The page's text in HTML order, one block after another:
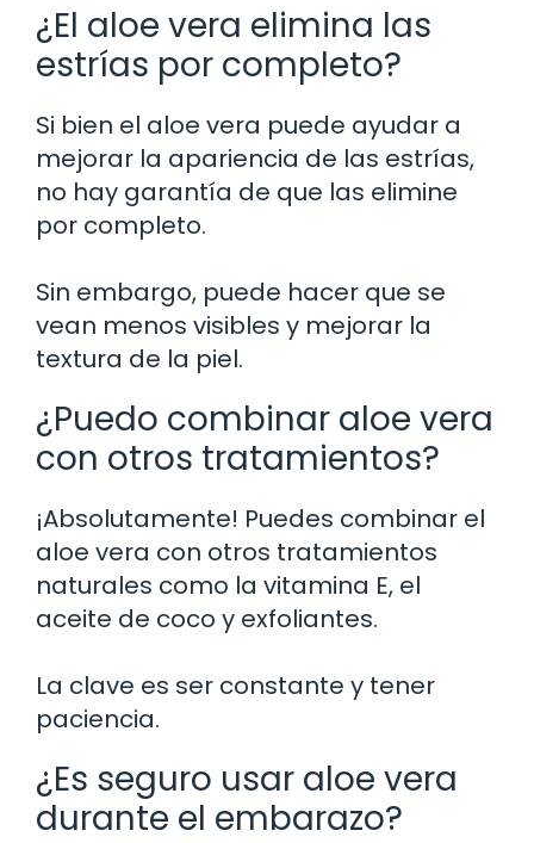
¿El aloe vera elimina las
estrías por completo?
Si bien el aloe vera puede ayudar a
mejorar la apariencia de las estrías,
no hay garantía de que las elimine
por completo.
Sin embargo, puede hacer que se
vean menos visibles y mejorar la
textura de la piel.
¿Puedo combinar aloe vera
con otros tratamientos?
¡Absolutamente! Puedes combinar el
aloe vera con otros tratamientos
naturales como la vitamina E, el
aceite de coco y exfoliantes.
La clave es ser constante y tener
paciencia.
¿Es seguro usar aloe vera
durante el embarazo?